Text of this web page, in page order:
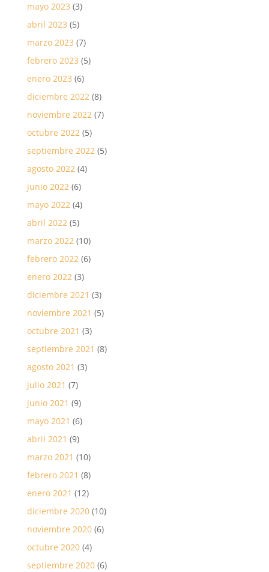
mayo 2023 (3)
abril 2023 (5)
marzo 2023 (7)
febrero 2023 (5)
enero 2023 (6)
diciembre 2022(8)
noviembre 2022(7)
octubre 2022(5)
septiembre 2022(5)
agosto 2022(4)
junio 2022(6)
mayo 2022(4)
abril 2022(5)
marzo 2022(10)
febrero 2022(6)
enero 2022(3)
diciembre 2021 (3)
noviembre 2021 (5)
octubre 2021 (3)
septiembre 2021 (8)
agosto 2021 (3)
julio 2021 (7)
junio 2021 (9)
mayo 2021 (6)
abril 2021 (9)
marzo 2021 (10)
febrero 2021 (8)
enero 2021 (12)
diciembre 2020(10)
noviembre 2020(6)
octubre 2020(4)
septiembre 2020(6)